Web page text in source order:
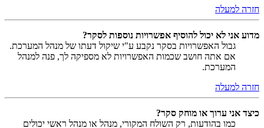
חזרה למעלה
מדוע אני לא יכול להוסיף אפשרויות נוספות לסקר?
גבול האפשרויות בסקר נקבע ע"י שיקול דעתו של מנהל המערכת.
אם אתה חושב שכמות האפשרויות לא מספיקה לך, פנה למנהל
המערכת.
חזרה למעלה
כיצד אני ערוך או מוחק סקר?
כמו בהודעות, רק השולח המקורי, מנהל או מנהל ראשי יכולים